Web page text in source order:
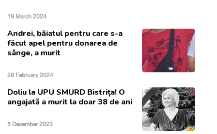
19 March 2024
Andrei, băiatul pentru care s-a
făcut apel pentru donarea de
sânge, a murit
28 February 2024
Doliu la UPU SMURD Bistrița! O
angajată a murit la doar 38 de ani
5 December 2023